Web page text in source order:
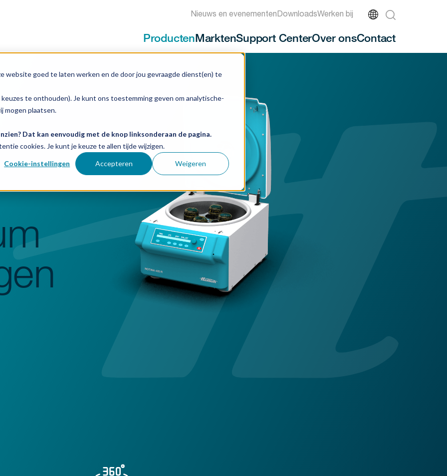
website goed te laten werken en de door jou gevraagde dienst(en) te
te onthouden). Je kunt ons toestemming geven om analytische-
mogen plaatsen.
Dat kan eenvoudig met de knop linksonderaan de pagina.
cookies. Je kunt je keuze te allen tijde wijzigen.
Cookie-instellingen Accepteren Weigeren
Nieuws en evenementenDownloadsWerken bij
ProductenMarktenSupport CenterOver onsContact